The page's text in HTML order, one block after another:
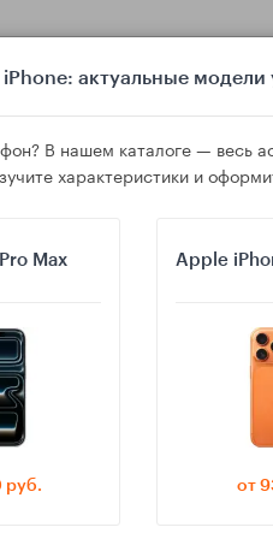
интернет: диагностика
актуальные модели
В нашем каталоге — весь
характеристики и
Max
руб.
Apple
от